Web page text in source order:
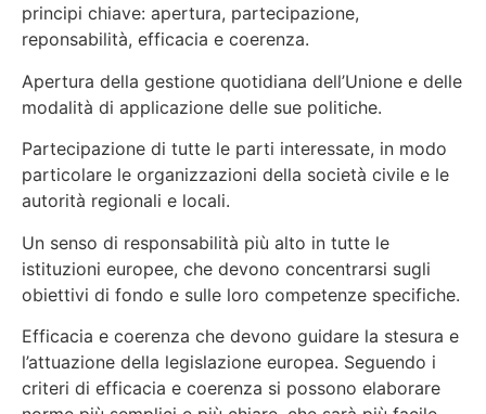
principi chiave: apertura, partecipazione,
reponsabilità, efficacia e coerenza.
Apertura della gestione quotidiana dell’Unione e delle
modalità di applicazione delle sue politiche.
Partecipazione di tutte le parti interessate, in modo
particolare le organizzazioni della società civile e le
autorità regionali e locali.
Un senso di responsabilità più alto in tutte le
istituzioni europee, che devono concentrarsi sugli
obiettivi di fondo e sulle loro competenze specifiche.
Efficacia e coerenza che devono guidare la stesura e
l’attuazione della legislazione europea. Seguendo i
criteri di efficacia e coerenza si possono elaborare